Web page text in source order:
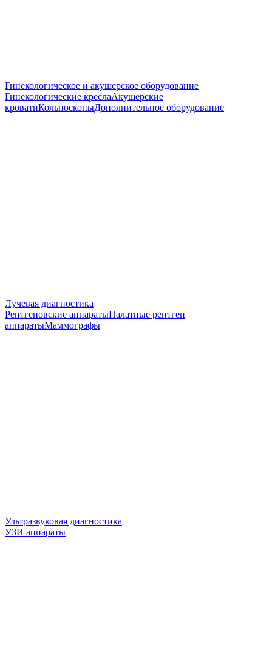
Гинекологическое и акушерское оборудование
Гинекологические креслаАкушерские
кроватиКольпоскопыДополнительное оборудование
Лучевая диагностика
Рентгеновские аппаратыПалатные рентген
аппаратыМаммографы
Ультразвуковая диагностика
УЗИ аппараты